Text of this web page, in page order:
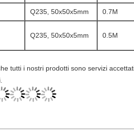
Q235, 50x50x5mm 0.7M
Q235, 50x50x5mm 0.5M
tutti i nostri prodotti sono servizi